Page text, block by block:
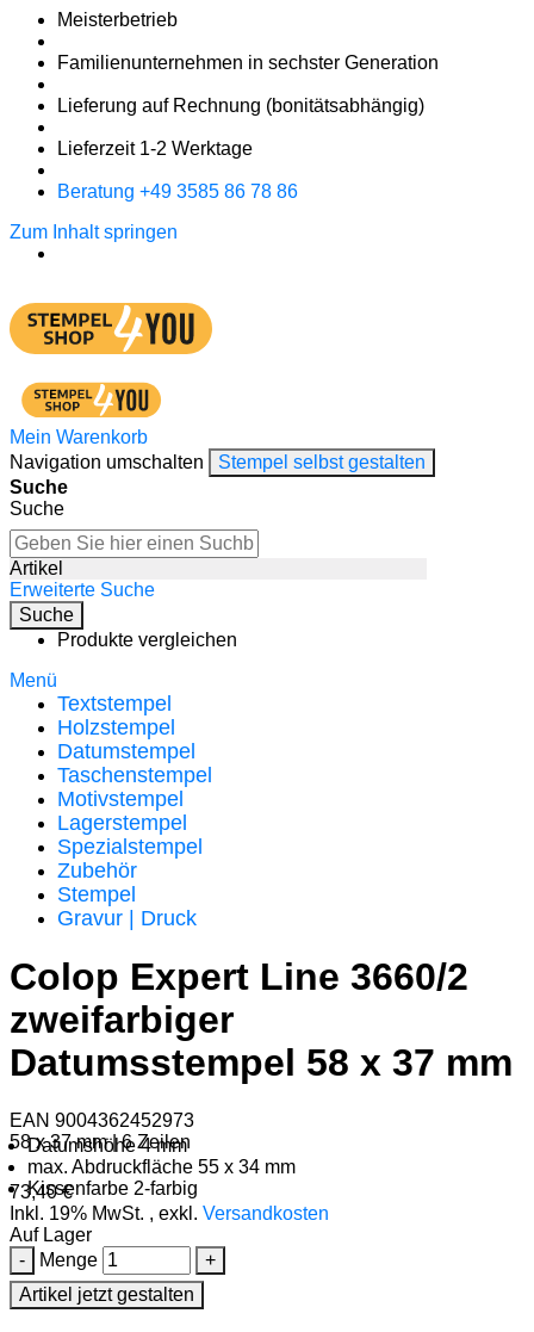
Meister­betrieb
Familien­unter­nehmen in sechster Gene­ration
Lieferung auf Rech­nung (bonitätsabhängig)
Liefer­zeit 1-2 Werk­tage
Bera­tung +49 3585 86 78 86
Zum Inhalt springen
Mein Warenkorb
Navigation umschalten
Stempel selbst gestalten
Suche
Suche
Artikel
Erweiterte Suche
Suche
Produkte vergleichen
Menü
Textstempel
Holzstempel
Datumstempel
Taschenstempel
Motivstempel
Lagerstempel
Spezialstempel
Zubehör
Stempel
Gravur | Druck
Colop Expert Line 3660/2
zweifarbiger
Datumsstempel 58 x 37 mm
EAN 9004362452973
58 x 37 mm | 6 Zeilen
Datumshöhe 4 mm
max. Abdruckfläche 55 x 34 mm
Kissenfarbe 2-farbig
73,40 €
Inkl. 19% MwSt. , exkl. Versandkosten
Auf Lager
-
Menge
+
Artikel jetzt gestalten